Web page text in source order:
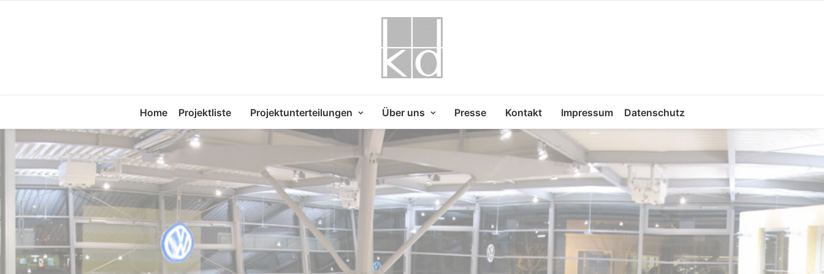
Home Projektliste Projektunterteilungen Über uns Presse Kontakt Impressum Datenschutz